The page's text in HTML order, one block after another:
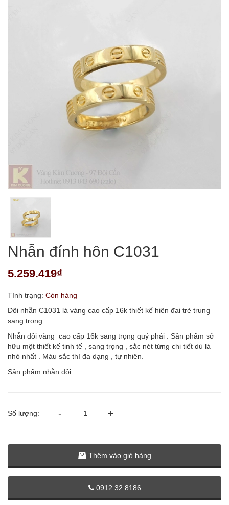
Nhẫn đính hôn C1031
5.259.419₫
Tình trạng: Còn hàng
Đôi nhẫn C1031 là vàng cao cấp 16k thiết kế hiện đại trẻ trung
sang trọng.
Nhẫn đôi vàng cao cấp 16k sang trọng quý phái . Sản phẩm sở
hữu một thiết kế tinh tế , sang trọng , sắc nét từng chi tiết dù là
nhỏ nhất . Màu sắc thì đa dạng , tự nhiên.
Sản phẩm nhẫn đôi ...
Số lượng:
Thêm vào giỏ hàng
0912.32.8186